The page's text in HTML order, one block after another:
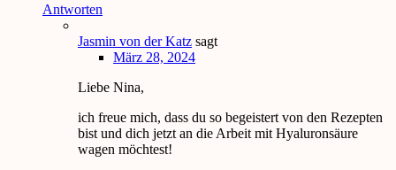
Antworten
Jasmin von der Katz sagt
März 28, 2024
Liebe Nina,
ich freue mich, dass du so begeistert von den Rezepten
bist und dich jetzt an die Arbeit mit Hyaluronsäure
wagen möchtest!